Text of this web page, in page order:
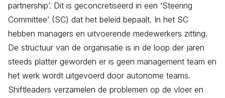
partnership’. Dit is geconcretiseerd in een ‘Steering
Committee’ (SC) dat het beleid bepaalt. In het SC
hebben managers en uitvoerende medewerkers zitting.
De structuur van de organisatie is in de loop der jaren
steeds platter geworden er is geen management team en
het werk wordt uitgevoerd door autonome teams.
Shiftleaders verzamelen de problemen op de vloer en